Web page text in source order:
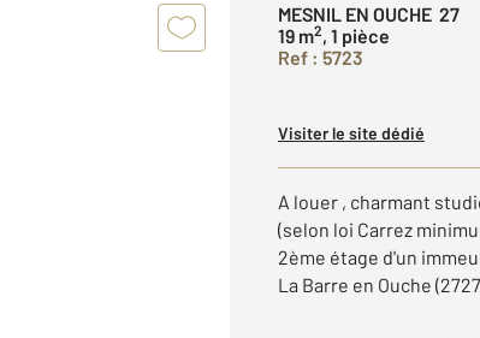
MESNIL EN OUCHE 27
19 m2, 1 pièce
Ref : 5723
Visiter le site dédié
A louer , charmant
(selon loi Carrez
2ème étage d'un
La Barre en Ouche